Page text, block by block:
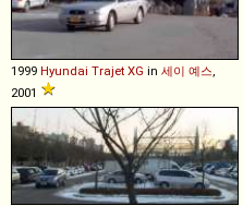
1999 Hyundai Trajet XG in 세이 예스
2001